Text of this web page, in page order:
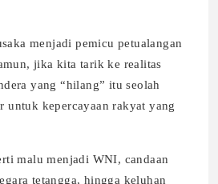
menjadi pemicu petualangan
jika kita tarik ke realitas
yang “hilang” itu seolah
untuk kepercayaan rakyat yang
malu menjadi WNI, candaan
tetangga, hingga keluhan